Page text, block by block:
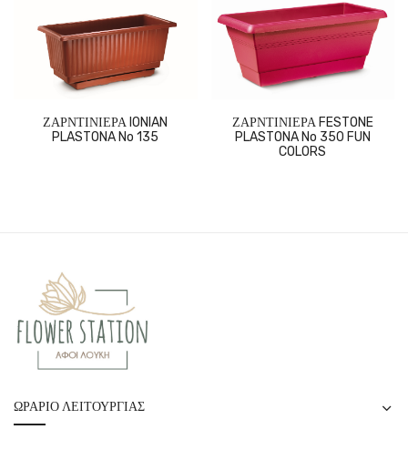
ΖΑΡΝΤΙΝΙΕΡΑ IONIAN
PLASTONA No 135
ΖΑΡΝΤΙΝΙΕΡΑ FESTONE
PLASTONA No 350 FUN
COLORS
ΩΡΆΡΙΟ ΛΕΙΤΟΥΡΓΊΑΣ